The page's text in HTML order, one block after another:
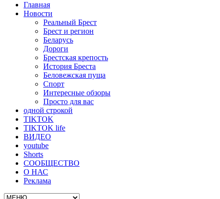
Главная
Новости
Реальный Брест
Брест и регион
Беларусь
Дороги
Брестская крепость
История Бреста
Беловежская пуща
Спорт
Интересные обзоры
Просто для вас
одной строкой
TIKTOK
TIKTOK life
ВИДЕО
youtube
Shorts
СООБЩЕСТВО
О НАС
Реклама